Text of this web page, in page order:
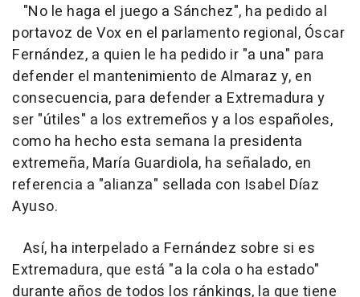
"No le haga el juego a Sánchez", ha pedido al
portavoz de Vox en el parlamento regional, Óscar
Fernández, a quien le ha pedido ir "a una" para
defender el mantenimiento de Almaraz y, en
consecuencia, para defender a Extremadura y
ser "útiles" a los extremeños y a los españoles,
como ha hecho esta semana la presidenta
extremeña, María Guardiola, ha señalado, en
referencia a "alianza" sellada con Isabel Díaz
Ayuso.
Así, ha interpelado a Fernández sobre si es
Extremadura, que está "a la cola o ha estado"
durante años de todos los ránkings, la que tiene